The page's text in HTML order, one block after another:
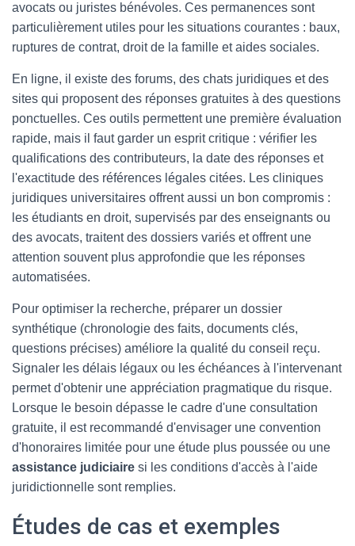
avocats ou juristes bénévoles. Ces permanences sont
particulièrement utiles pour les situations courantes : baux,
ruptures de contrat, droit de la famille et aides sociales.
En ligne, il existe des forums, des chats juridiques et des
sites qui proposent des réponses gratuites à des questions
ponctuelles. Ces outils permettent une première évaluation
rapide, mais il faut garder un esprit critique : vérifier les
qualifications des contributeurs, la date des réponses et
l'exactitude des références légales citées. Les cliniques
juridiques universitaires offrent aussi un bon compromis :
les étudiants en droit, supervisés par des enseignants ou
des avocats, traitent des dossiers variés et offrent une
attention souvent plus approfondie que les réponses
automatisées.
Pour optimiser la recherche, préparer un dossier
synthétique (chronologie des faits, documents clés,
questions précises) améliore la qualité du conseil reçu.
Signaler les délais légaux ou les échéances à l'intervenant
permet d'obtenir une appréciation pragmatique du risque.
Lorsque le besoin dépasse le cadre d'une consultation
gratuite, il est recommandé d'envisager une convention
d'honoraires limitée pour une étude plus poussée ou une
assistance judiciaire si les conditions d'accès à l'aide
juridictionnelle sont remplies.
Études de cas et exemples